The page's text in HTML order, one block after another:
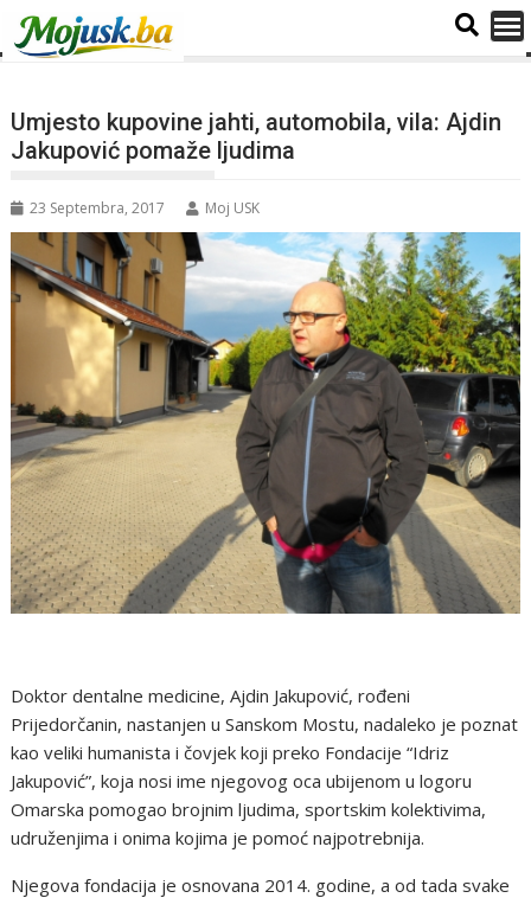
Umjesto kupovine jahti, automobila, vila: Ajdin
Jakupović pomaže ljudima
23 Septembra, 2017 Moj USK
Doktor dentalne medicine, Ajdin Jakupović, rođeni
Prijedorčanin, nastanjen u Sanskom Mostu, nadaleko je poznat
kao veliki humanista i čovjek koji preko Fondacije “Idriz
Jakupović”, koja nosi ime njegovog oca ubijenom u logoru
Omarska pomogao brojnim ljudima, sportskim kolektivima,
udruženjima i onima kojima je pomoć najpotrebnija.
Njegova fondacija je osnovana 2014. godine, a od tada svake